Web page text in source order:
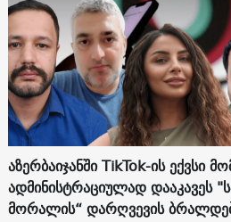
აზერბაიჯანში TikTok-ის ექვსი
ადმინისტრაციულად დააკავეს
მორალის“ დარღვევის